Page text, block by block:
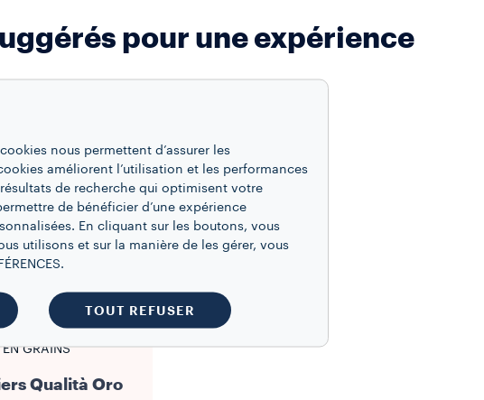
pour une expérience
EN GRAINS
Qualità Oro
nous permettent d’assurer les
améliorent l’utilisation et les performances
de recherche qui optimisent votre
de bénéficier d’une expérience
En cliquant sur les boutons, vous
utilisons et sur la manière de les gérer, vous
TOUT REFUSER